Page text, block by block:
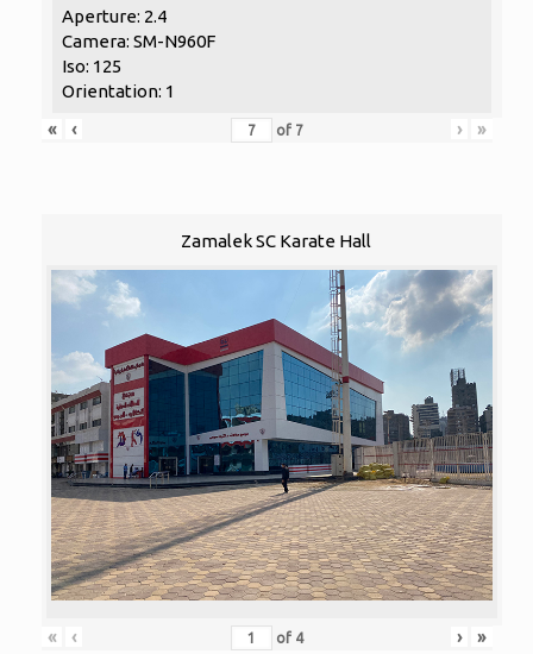
Aperture: 2.4
Camera: SM-N960F
Iso: 125
Orientation: 1
«
‹ of 7 › »
Zamalek SC Karate Hall
« ‹ of 4 › »